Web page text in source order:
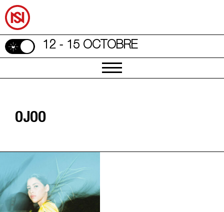
12 - 15 OCTOBRE
OJOO